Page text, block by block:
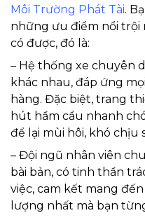
Môi Trường Phát Tài.
những ưu điểm nổi trội
có được, đó là:
– Hệ thống xe chuyên
khác nhau, đáp ứng
hàng. Đặc biệt, trang
hút hầm cầu nhanh
để lại mùi hôi, khó chịu
– Đội ngũ nhân viên
bài bản, có tinh thần
việc, cam kết mang
lượng nhất mà bạn